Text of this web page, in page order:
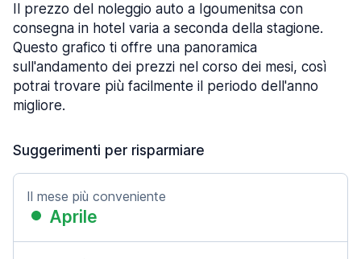
Il prezzo del noleggio auto a Igoumenitsa con
consegna in hotel varia a seconda della stagione.
Questo grafico ti offre una panoramica
sull'andamento dei prezzi nel corso dei mesi, così
potrai trovare più facilmente il periodo dell'anno
migliore.
Suggerimenti per risparmiare
Il mese più conveniente
Aprile